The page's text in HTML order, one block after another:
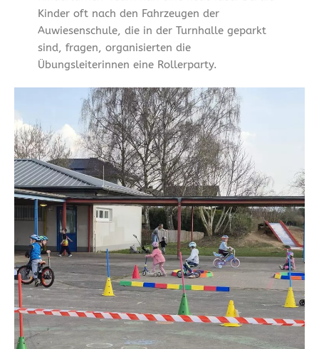
Kinder oft nach den Fahrzeugen der
Auwiesenschule, die in der Turnhalle geparkt
sind, fragen, organisierten die
Übungsleiterinnen eine Rollerparty.